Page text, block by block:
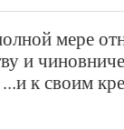
мере
и
к своим